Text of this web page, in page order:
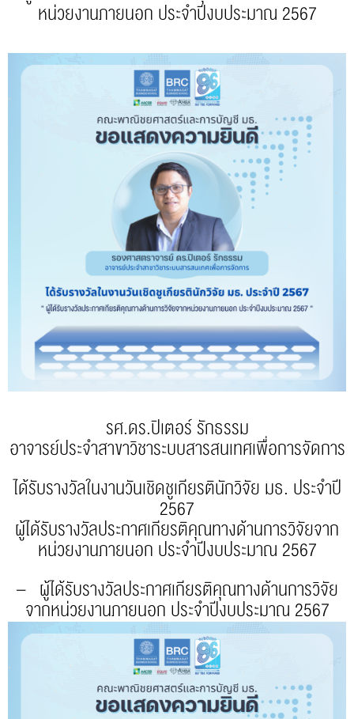
หน่วยงานภายนอก ประจำปีงบประมาณ 2567
รศ.ดร.ปิเตอร์ รักธรรม
อาจารย์ประจำสาขาวิชาระบบสารสนเทศเพื่อการจัดการ
ได้รับรางวัลในงานวันเชิดชูเกียรตินักวิจัย มธ. ประจำปี
2567
ผู้ได้รับรางวัลประกาศเกียรติคุณทางด้านการวิจัยจาก
หน่วยงานภายนอก ประจำปีงบประมาณ 2567
– ผู้ได้รับรางวัลประกาศเกียรติคุณทางด้านการวิจัย
จากหน่วยงานภายนอก ประจำปีงบประมาณ 2567